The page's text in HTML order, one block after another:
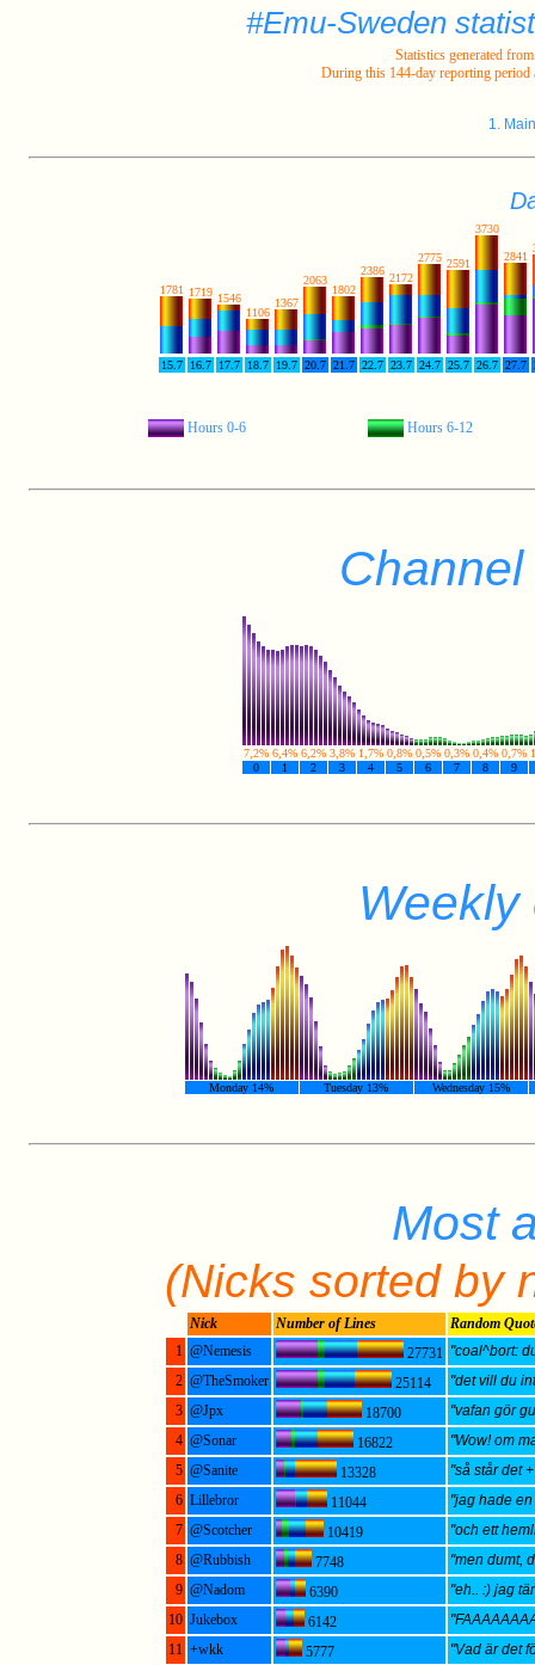
#Emu-Sweden
Statistics generated
During this 144-day reporting period
1.
1781 1719 1546
1106
1367
2063
1802
2386
2172
2775 2591
3730
2841
15.7 16.7 17.7 18.7 19.7 20.7 21.7 22.7 23.7 24.7 25.7 26.7 27.7
Hours 0-6 Hours 6-12
7,2% 6,4% 6,2% 3,8% 1,7% 0,8% 0,5% 0,3% 0,4% 0,7%
0
1 2 3 4 5 6 7 8 9
Monday 14% Tuesday 13% Wednesday 15%
Most
(Nicks sorted by
Nick Number of Lines
Random
1 @Nemesis 27731 "coal^bort:
2 @TheSmoker 25114
"det vill du
3 @Jpx 18700
"vafan gör
4 @Sonar 16822
"Wow! om
5 @Sanite 13328
"så står det
6 Lillebror 11044
"jag hade
7 @Scotcher 10419
"och ett
8 @Rubbish 7748
"men dumt,
9 @Nadom 6390
"eh.. :) jag
10 Jukebox 6142
11 +wkk 5777
"Vad är det